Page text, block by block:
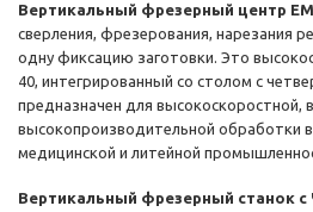
Вертикальный фрезерный центр
сверления, фрезерования, нарезания
одну фиксацию заготовки. Это
40, интегрированный со столом с
предназначен для высокоскоростной,
высокопроизводительной обработки
медицинской и литейной
Вертикальный фрезерный станок с